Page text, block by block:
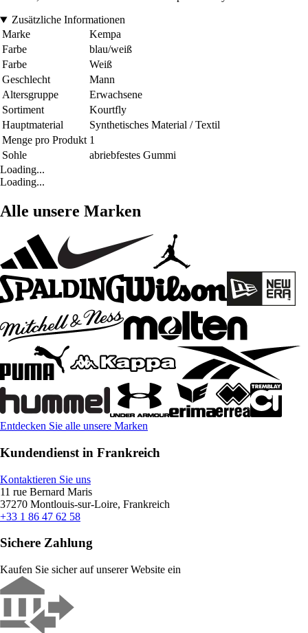
Zusätzliche Informationen
Marke
Kempa
Farbe
blau/weiß
Farbe
Weiß
Geschlecht
Mann
Altersgruppe
Erwachsene
Sortiment
Kourtfly
Hauptmaterial
Synthetisches Material / Textil
Menge pro Produkt 1
Sohle
abriebfestes Gummi
Loading...
Loading...
Alle unsere Marken
Entdecken Sie alle unsere Marken
Kundendienst in Frankreich
Kontaktieren Sie uns
11 rue Bernard Maris
37270 Montlouis-sur-Loire, Frankreich
+33 1 86 47 62 58
Sichere Zahlung
Kaufen Sie sicher auf unserer Website ein